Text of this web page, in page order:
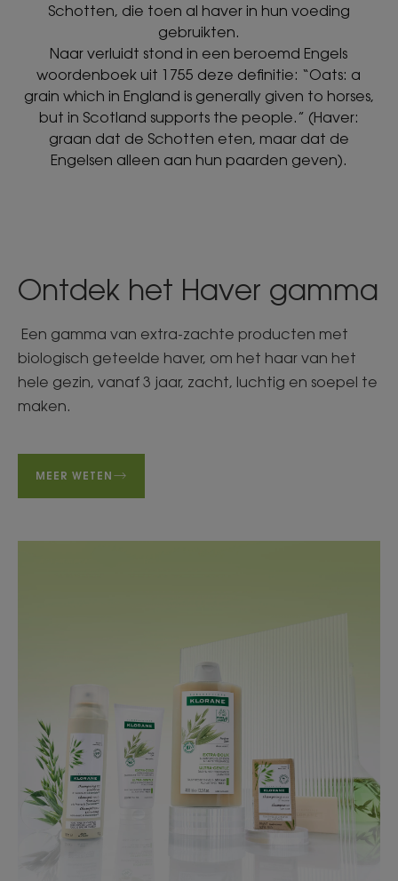
Schotten, die toen al haver in hun voeding
gebruikten.
Naar verluidt stond in een beroemd Engels
woordenboek uit 1755 deze definitie: “Oats: a
grain which in England is generally given to horses,
but in Scotland supports the people.” (Haver:
graan dat de Schotten eten, maar dat de
Engelsen alleen aan hun paarden geven).
Ontdek het Haver gamma
Een gamma van extra-zachte producten met
biologisch geteelde haver, om het haar van het
hele gezin, vanaf 3 jaar, zacht, luchtig en soepel te
maken.
MEER WETEN